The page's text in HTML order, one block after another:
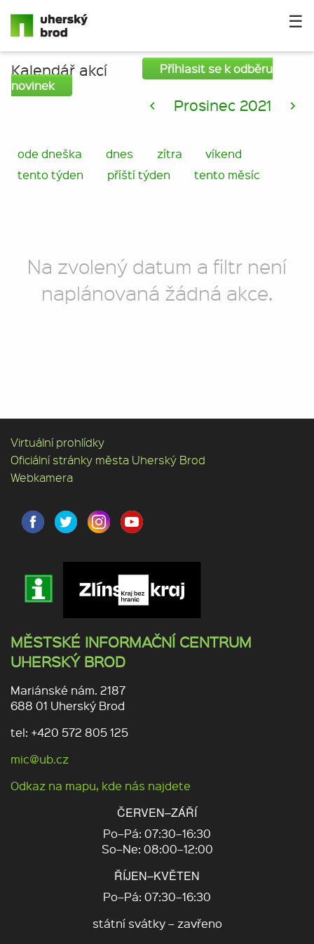
☰
Kalendář akcí
Příhlasit se k odběru
novinek
< Prosinec 2021 >
ode dneška dnes zítra
víkend
tento týden
příští týden tento měsíc
Na zvolený datum a filtr není
naplánovaná žádná akce.
Virtuální prohlídky
Oficiální stránky města Uherský Brod
Webkamera
MĚSTSKÉ INFORMAČNÍ CENTRUM
UHERSKÝ BROD
Mariánské nám. 2187
688 01 Uherský Brod
tel: +420 572 805 125
mic@ub.cz
Odkaz na mapu, kde nás najdete
ČERVEN–ZÁŘÍ
Po–Pá: 07:30–16:30
So–Ne: 08:00–12:00
ŘÍJEN–KVĚTEN
Po–Pá: 07:30–16:30
státní svátky – zavřeno